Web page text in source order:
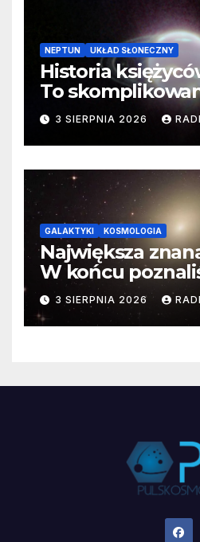
NEPTUN UKŁAD SŁONECZNY
Historia
To
3 SIERPNIA 2026
GALAKTYKI KOSMOLOGIA
Największa
W końcu
faktyczne
3 SIERPNIA 2026